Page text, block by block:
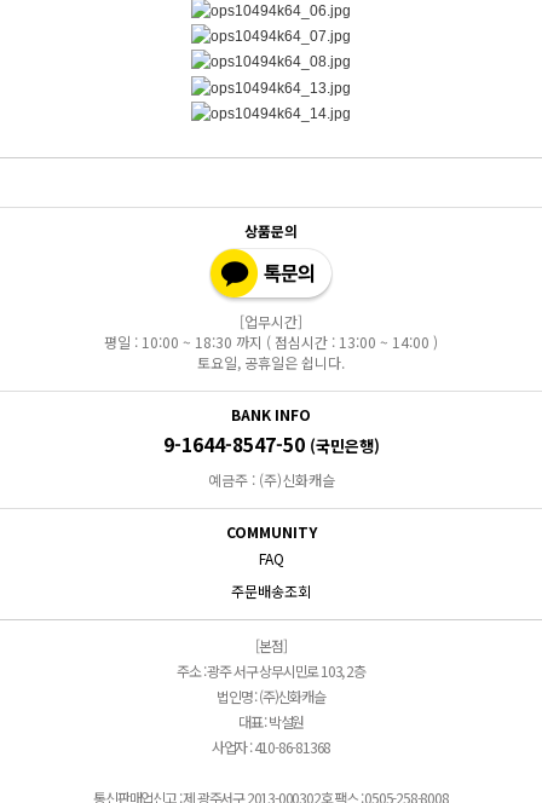
상품문의
[업무시간]
평일 : 10:00 ~ 18:30 까지 ( 점심시간 : 13:00 ~ 14:00 )
토요일, 공휴일은 쉽니다.
BANK INFO
9-1644-8547-50 (국민은행)
예금주 : (주)신화캐슬
COMMUNITY
FAQ
주문배송조회
[본점]
주소 : 광주 서구 상무시민로 103, 2층
법인명 : (주)신화캐슬
대표 : 박설원
사업자 : 410-86-81368
통신판매업신고 : 제 광주서구 2013-000302호 팩스 : 0505-258-8008